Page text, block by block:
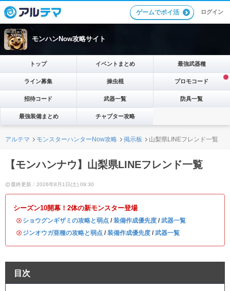
ゲームでポイ活 ログイン
モンハンNow攻略サイト
トップ イベントまとめ 最強武器種
ライン募集 操虫棍 プロモコード
招待コード 武器一覧 防具一覧
最強装備まとめ チャプター攻略
アルテマ モンスターハンターNow攻略 掲示板 山梨県LINEフレンド一覧
【モンハンナウ】山梨県LINEフレンド一覧
最終更新：2026年8月1日(土) 09:30
シーズン10開幕！2体の新モンスター登場
・ ショウグンギザミの攻略と弱点 / 装備作成優先度 / 武器一覧
・ ジンオウガ亜種の攻略と弱点 / 装備作成優先度 / 武器一覧
目次